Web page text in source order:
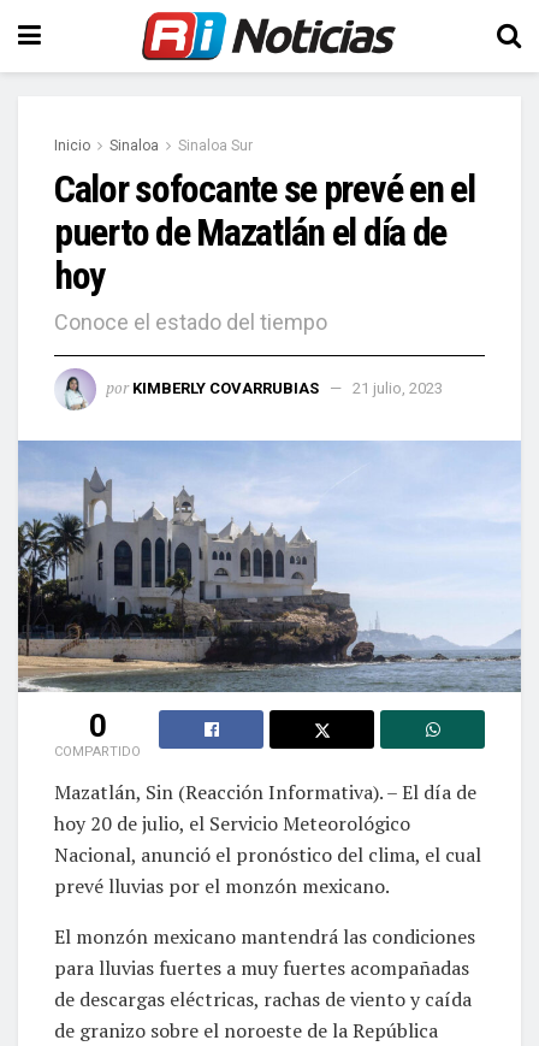
Inicio Sinaloa Sinaloa Sur
Calor sofocante se prevé en el
puerto de Mazatlán el día de
hoy
Conoce el estado del tiempo
por KIMBERLY COVARRUBIAS 21 julio, 2023
0
COMPARTIDO
Mazatlán, Sin (Reacción Informativa). – El día de
hoy 20 de julio, el Servicio Meteorológico
Nacional, anunció el pronóstico del clima, el cual
prevé lluvias por el monzón mexicano.
El monzón mexicano mantendrá las condiciones
para lluvias fuertes a muy fuertes acompañadas
de descargas eléctricas, rachas de viento y caída
de granizo sobre el noroeste de la República